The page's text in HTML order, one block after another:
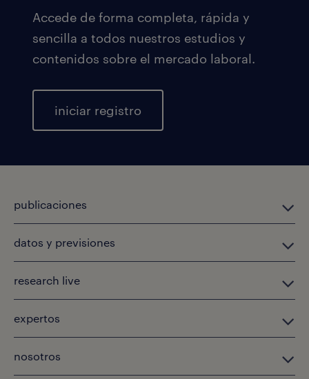
Accede de forma completa, rápida y
sencilla a todos nuestros estudios y
contenidos sobre el mercado laboral.
iniciar registro
publicaciones
datos y previsiones
research live
expertos
nosotros